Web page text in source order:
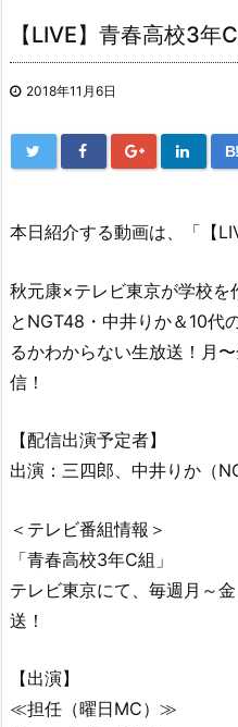
【LIVE】青春高校3年
2018年11月6日
B!
本日紹介する動画は、「【
秋元康×テレビ東京が学校を
とNGT48・中井りか＆10代
るかわからない生放送！月
信！
【配信出演予定者】
出演：三四郎、中井りか（
＜テレビ番組情報＞
「青春高校3年C組」
テレビ東京にて、毎週月～
送！
【出演】
≪担任（曜日MC）≫